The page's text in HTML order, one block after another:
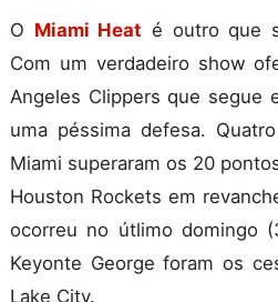
O Miami Heat é outro que
Com um verdadeiro show
Angeles Clippers que segue
uma péssima defesa.
Miami superaram os 20
Houston Rockets em
ocorreu no útlimo domingo
Keyonte George foram os
Lake City.